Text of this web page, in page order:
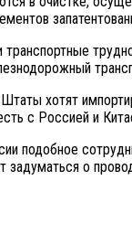
транспортные
хотят
с Россией и
подобное
задуматься о